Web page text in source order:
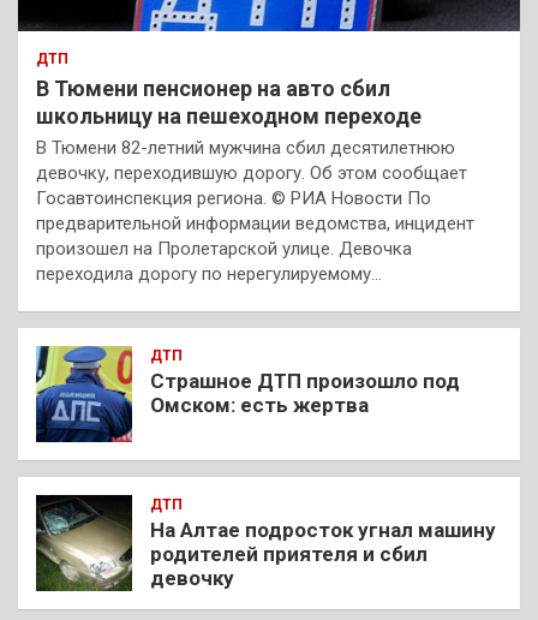
ДТП
В Тюмени пенсионер на авто сбил
школьницу на пешеходном переходе
В Тюмени 82-летний мужчина сбил десятилетнюю
девочку, переходившую дорогу. Об этом сообщает
Госавтоинспекция региона. © РИА Новости По
предварительной информации ведомства, инцидент
произошел на Пролетарской улице. Девочка
переходила дорогу по нерегулируемому…
ДТП
Страшное ДТП произошло под
Омском: есть жертва
ДТП
На Алтае подросток угнал машину
родителей приятеля и сбил
девочку